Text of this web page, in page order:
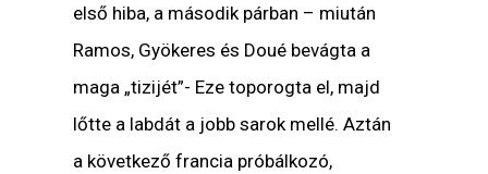
első hiba, a második párban – miután
Ramos, Gyökeres és Doué bevágta a
maga „tizijét”- Eze toporogta el, majd
lőtte a labdát a jobb sarok mellé. Aztán
a következő francia próbálkozó,